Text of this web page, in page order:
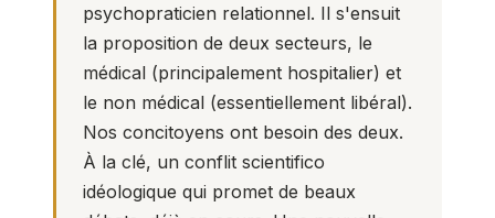
psychopraticien relationnel. Il s'ensuit
la proposition de deux secteurs, le
médical (principalement hospitalier) et
le non médical (essentiellement libéral).
Nos concitoyens ont besoin des deux.
À la clé, un conflit scientifico
idéologique qui promet de beaux